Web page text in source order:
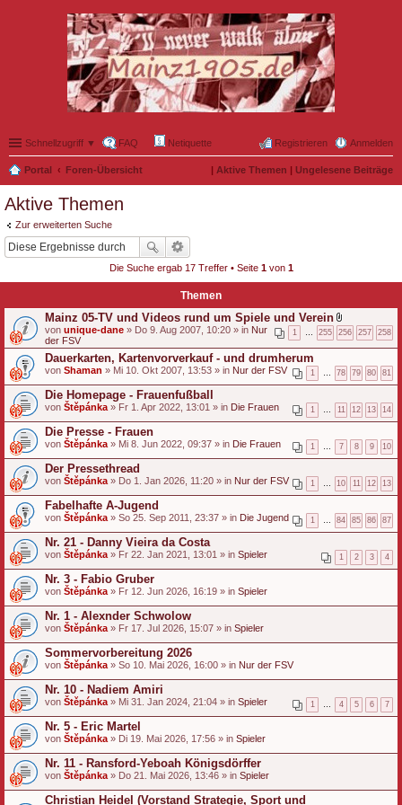
Schnellzugriff ▼ FAQ Netiquette Anmelden
Registrieren
Portal Foren-Übersicht | Aktive Themen | Ungelesene Beiträge
Aktive Themen
Zur erweiterten Suche
Die Suche ergab 17 Treffer • Seite 1von 1
Themen
Mainz 05-TV und Videos rund um Spiele und Verein
D
a
t
i
a
h
a
n
1 255 256 257 258
von unique-dane » Do 9. Aug 2007, 10:20 » in Nur
der FSV
Dauerkarten, Kartenvorverkauf - und drumherum
1 78 79 80 81
von Shaman » Mi 10. Okt 2007, 13:53 » in Nur der FSV
Die Homepage - Frauenfußball
1 11 12 13 14
von Štěpánka » Fr 1. Apr 2022, 13:01 » in Die Frauen
Die Presse - Frauen
1 7 8 9 10
von Štěpánka » Mi 8. Jun 2022, 09:37 » in Die Frauen
Der Pressethread
1 10 11 12 13
von Štěpánka » Do 1. Jan 2026, 11:20 » in Nur der FSV
Fabelhafte A-Jugend
1 84 85 86 87
von Štěpánka » So 25. Sep 2011, 23:37 » in Die Jugend
Nr. 21 - Danny Vieira da Costa
1 2 3 4
von Štěpánka » Fr 22. Jan 2021, 13:01 » in Spieler
Nr. 3 - Fabio Gruber
von Štěpánka » Fr 12. Jun 2026, 16:19 » in Spieler
Nr. 1 - Alexnder Schwolow
von Štěpánka » Fr 17. Jul 2026, 15:07 » in Spieler
Sommervorbereitung 2026
von Štěpánka » So 10. Mai 2026, 16:00 » in Nur der FSV
Nr. 10 - Nadiem Amiri
1 4 5 6 7
von Štěpánka » Mi 31. Jan 2024, 21:04 » in Spieler
Nr. 5 - Eric Martel
von Štěpánka » Di 19. Mai 2026, 17:56 » in Spieler
Nr. 11 - Ransford-Yeboah Königsdörffer
von Štěpánka » Do 21. Mai 2026, 13:46 » in Spieler
Christian Heidel (Vorstand Strategie, Sport und